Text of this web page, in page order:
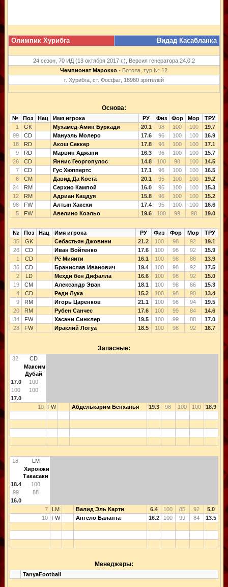
Олимпик Хурибга Видад Касабланка
24 сезон, 70 ИД (13 октября 2017 г.), Версия генератора 24.0.2
Чемпионат Марокко - Ботола, тур № 12
г. Хурибга, ст. Фосфат, 18980 зрителей
Основа:
№ Поз Нац Имя игрока РУ Физ Фор Мор
ТРУ
1
GK Мухамед-Амин Буркади 20.1 98 100 100
19.7
99
CD Мануэль Молеро 17.6 96 100 100
16.9
18
RD Акош Секкер 17.8 96 100 100
17.1
9
RD Марвин Аджани 16.3 96 100 100
15.7
26
CD Яннис Георгопулос 14.8 100 98 100
14.5
7
CD Гус Хюппертс 17.1 96 100 100
16.5
6
CM Давид Да Коста 20.1 95 100 100
19.2
24
RM Серхио Кампой 16.0 95 100 100
15.3
12
RM Адриан Кацдуя 15.8 96 100 100
15.2
98
FW Алтын Хаксхи 17.4 95 100 100
16.6
5
FW Авелино Коэльо 19.6 100 99 98 19.0
№ Поз Нац Имя игрока РУ Физ Фор Мор
ТРУ
35
GK Себастьян Джовини 21.2 100 98 92
19.1
26
CD Иван Войтенко 17.6 100 98 92
15.9
1
CD Рё Мияити 16.1 100 98 88
13.9
36
CD Бранислав Иванович 19.4 100 98 92
17.5
2
LD Мехди бен Дифалла 16.6 100 98 92
15.0
19
CM Александр Эван 18.1 100 98 86
15.3
4
CD Реди Лука 15.2 100 98 90
13.4
9
RM Игорь Царенков 21.1 100 98 94
19.5
20
RM Рубен Санчес 17.6 100 99 84
14.6
34
FW Хасани Синклер 19.5 100 99 88
17.0
28
FW Ираклий Логуа 18.5 100 98 92 16.7
Запасные:
32
CD
Максим
Дубай
17.0
100
100
100
17.0
10
FW Абделькарим Бенханья 19.3 98 100 100 18.9
18
LM
Хироюки
Такасаки
18.4
100
99
88
16.0
7
LM Валид Эль Карти 6.4 100 85 92
5.0
10
FW Ангело Баланта 16.2 100 99 84 13.5
Менеджеры:
TanyaFootball